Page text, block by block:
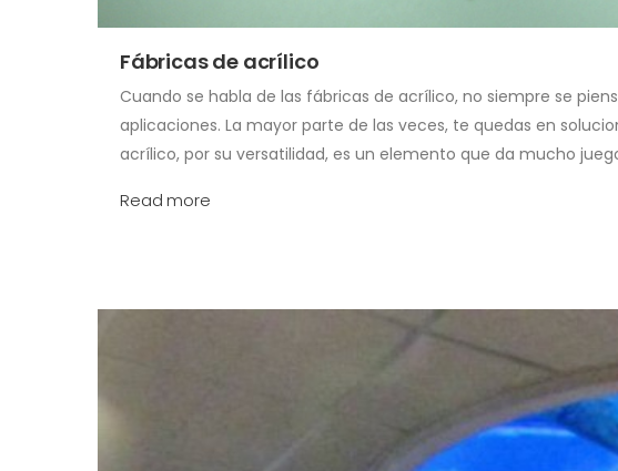
Fábricas de acrílico
Cuando se habla de las fábricas de acrílico, no siempre se
aplicaciones. La mayor parte de las veces, te quedas en
acrílico, por su versatilidad, es un elemento que da mucho
Read more